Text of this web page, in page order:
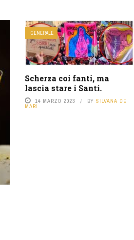
GENERALE
Scherza coi fanti, ma
lascia stare i Santi.
14 MARZO 2023 BY SILVANA DE
MARI